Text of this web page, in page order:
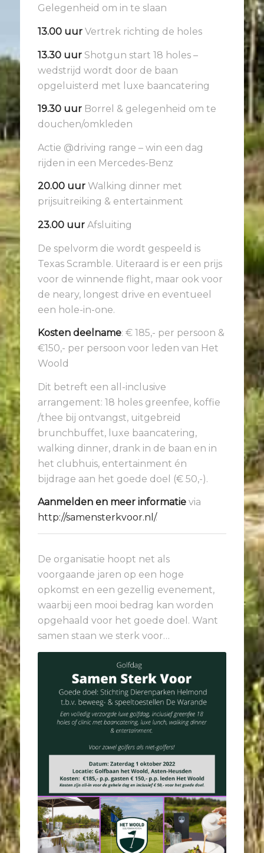
Gelegenheid om in te slaan
13.00 uur Vertrek richting de holes
13.30 uur Shotgun start 18 holes –
wedstrijd wordt door de baan
opgeluisterd met luxe baancatering
19.30 uur Borrel & gelegenheid om te
douchen/omkleden
Actie @driving range – win een dag
rijden in een Mercedes-Benz
20.00 uur Walking dinner met
prijsuitreiking & entertainment
23.00 uur Afsluiting
De spelvorm die wordt gespeeld is
Texas Scramble. Uiteraard is er een prijs
voor de winnende flight, maar ook voor
de neary, longest drive en eventueel
een hole-in-one.
Kosten deelname: € 185,- per persoon &
€150,- per persoon voor leden van Het
Woold
Dit betreft een all-inclusive
arrangement: 18 holes greenfee, koffie
/thee bij ontvangst, uitgebreid
brunchbuffet, luxe baancatering,
walking dinner, drank in de baan en in
het clubhuis, entertainment én
bijdrage aan het goede doel (€ 50,-).
Aanmelden en meer informatie via
http://samensterkvoor.nl/.
De organisatie hoopt net als
voorgaande jaren op een hoge
opkomst en een gezellig evenement,
waarbij een mooi bedrag kan worden
opgehaald voor het goede doel. Want
samen staan we sterk voor…